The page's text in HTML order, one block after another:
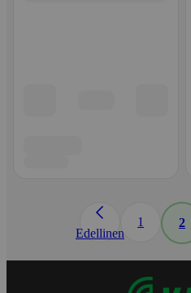
Edellinen
1 2